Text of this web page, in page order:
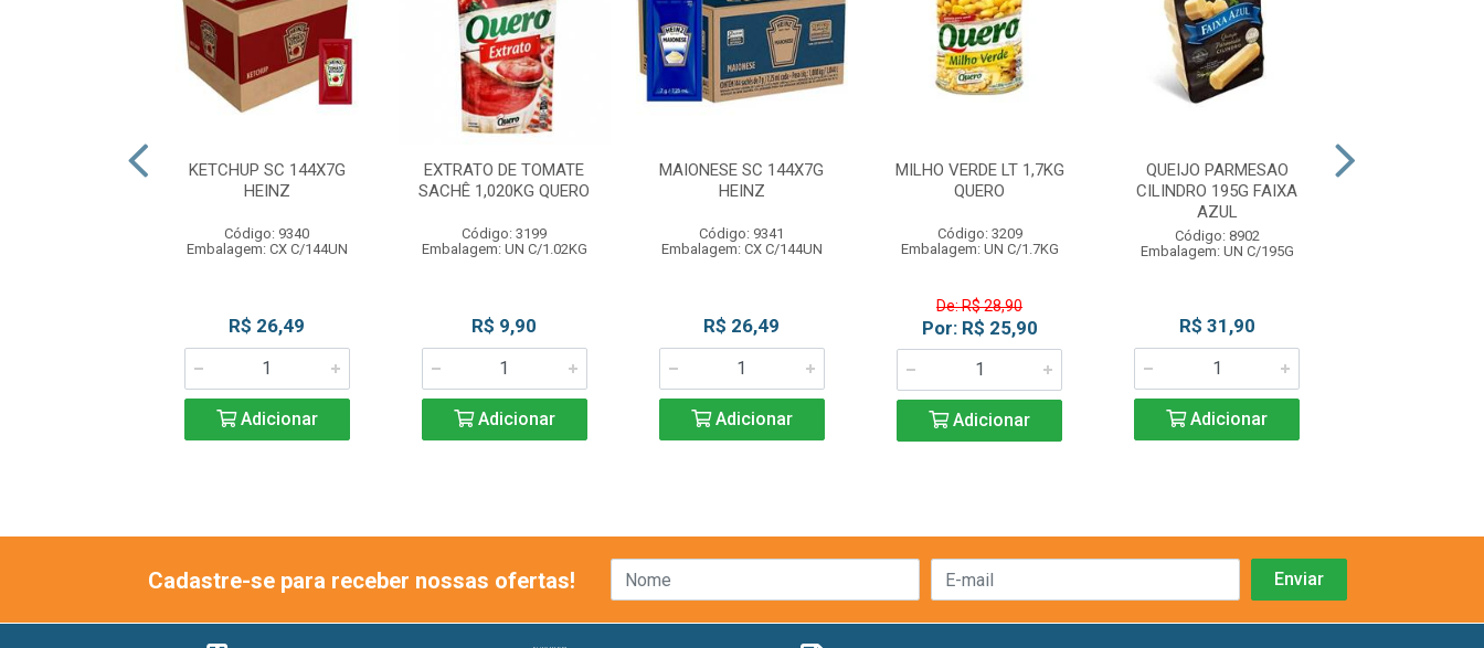
KETCHUP SC 144X7G
HEINZ
Código: 9340
Embalagem: CX C/144UN
R$ 26,49
Adicionar
EXTRATO DE TOMATE
SACHÊ 1,020KG QUERO
Código: 3199
Embalagem: UN C/1.02KG
R$ 9,90
Adicionar
MAIONESE SC 144X7G
HEINZ
Código: 9341
Embalagem: CX C/144UN
R$ 26,49
Adicionar
MILHO VERDE LT 1,7KG
QUERO
Código: 3209
Embalagem: UN C/1.7KG
De: R$ 28,90
Por: R$ 25,90
Adicionar
QUEIJO PARMESAO
CILINDRO 195G FAIXA
AZUL
Código: 8902
Embalagem: UN C/195G
R$ 31,90
Adicionar
Cadastre-se para receber nossas ofertas!